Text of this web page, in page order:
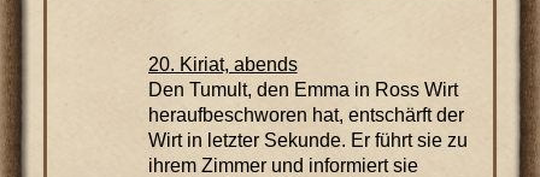
20. Kiriat, abends
Den Tumult, den Emma in Ross Wirt
heraufbeschworen hat, entschärft der
Wirt in letzter Sekunde. Er führt sie zu
ihrem Zimmer und informiert sie